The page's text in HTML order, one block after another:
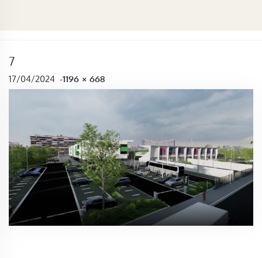
7
17/04/2024 -FULL SIZE
1196 × 668